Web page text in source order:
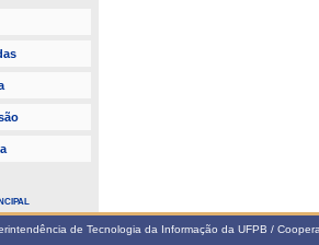
de Tecnologia da Informação da UFPB /